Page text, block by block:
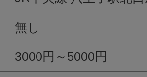
無し
3000円～5000円